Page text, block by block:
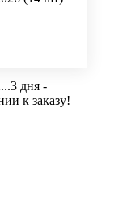
дня -
к заказу!